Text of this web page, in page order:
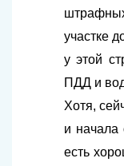
участке
у этой
ПДД и
Хотя,
и начала
есть